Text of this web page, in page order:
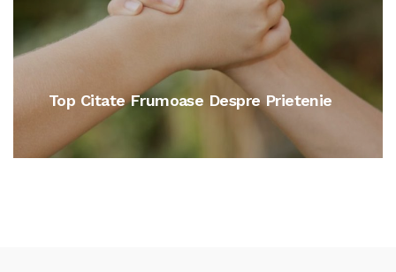
Citate De Dragoste Pentru Iubit Sau
Iubita